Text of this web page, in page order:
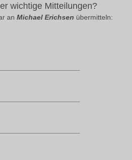
wichtige Mitteilungen?
an Michael Erichsen übermitteln: